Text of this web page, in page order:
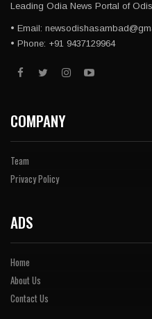
Leading Odia News Portal of
• Email:
• Phone: +91 9437129964
COMPANY
Team
Privacy Policy
ADS
Home
About Us
Contact Us